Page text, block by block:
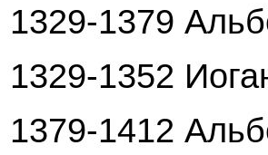
1329-1379
1329-1352
1379-1412